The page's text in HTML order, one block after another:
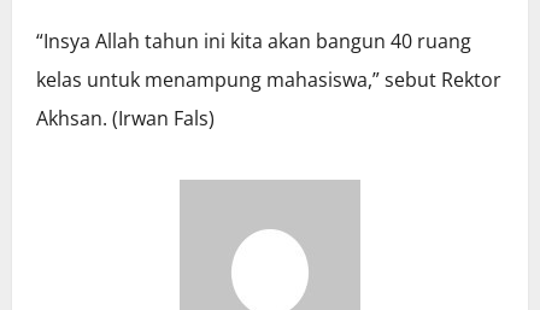
“Insya Allah tahun ini kita akan bangun 40 ruang
kelas untuk menampung mahasiswa,” sebut Rektor
Akhsan. (Irwan Fals)